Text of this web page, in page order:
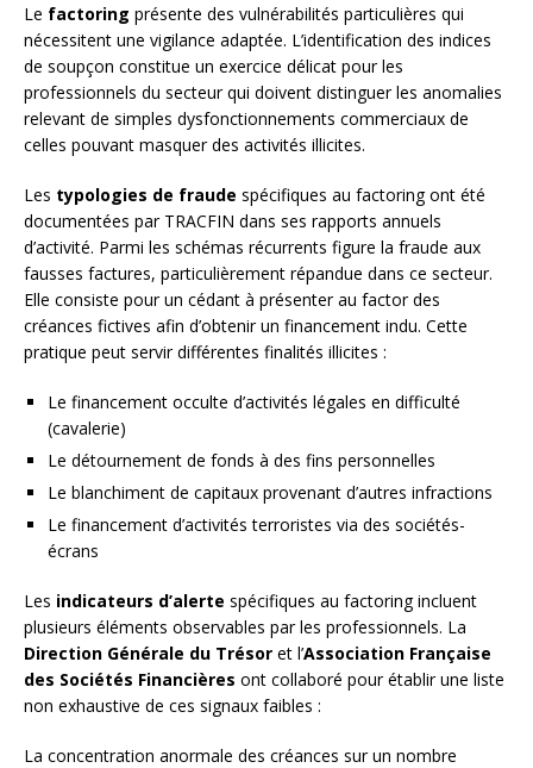
Le factoring présente des vulnérabilités particulières qui
nécessitent une vigilance adaptée. L’identification des indices
de soupçon constitue un exercice délicat pour les
professionnels du secteur qui doivent distinguer les anomalies
relevant de simples dysfonctionnements commerciaux de
celles pouvant masquer des activités illicites.
Les typologies de fraude spécifiques au factoring ont été
documentées par TRACFIN dans ses rapports annuels
d’activité. Parmi les schémas récurrents figure la fraude aux
fausses factures, particulièrement répandue dans ce secteur.
Elle consiste pour un cédant à présenter au factor des
créances fictives afin d’obtenir un financement indu. Cette
pratique peut servir différentes finalités illicites :
Le financement occulte d’activités légales en difficulté
(cavalerie)
Le détournement de fonds à des fins personnelles
Le blanchiment de capitaux provenant d’autres infractions
Le financement d’activités terroristes via des sociétés-
écrans
Les indicateurs d’alerte spécifiques au factoring incluent
plusieurs éléments observables par les professionnels. La
Direction Générale du Trésor et l’Association Française
des Sociétés Financières ont collaboré pour établir une liste
non exhaustive de ces signaux faibles :
La concentration anormale des créances sur un nombre